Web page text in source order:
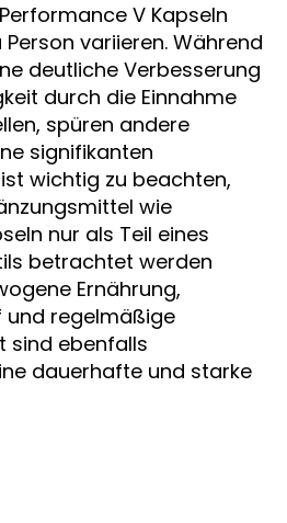
V Kapseln
variieren. Während
deutliche Verbesserung
durch die Einnahme
spüren andere
signifikanten
wichtig zu beachten,
wie
nur als Teil eines
betrachtet werden
Ernährung,
und regelmäßige
sind ebenfalls
dauerhafte und starke